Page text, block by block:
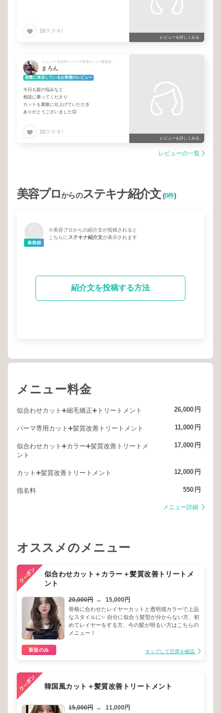
10ステキ!
レビューを詳しくみる
まろん
頻繁に来店しているお客様のレビュー
今日も髪の悩みなど
相談に乗ってくださり
カットも素敵に仕上げていただき
ありがとうございました😊
10ステキ!
レビューを詳しくみる
レビューの一覧
美容プロからのステキナ紹介文(0件)
※美容プロからの紹介文が投稿されると
こちらにステキナ紹介文が表示されます
紹介文を投稿する方法
メニュー料金
似合わせカット➕縮毛矯正➕トリートメント 26,000 円
パーマ専用カット➕髪質改善トリートメント 11,000 円
似合わせカット➕カラー➕髪質改善トリートメ
ント
17,000 円
カット➕髪質改善トリートメント 12,000 円
指名料 550 円
メニュー詳細
オススメのメニュー
似合わせカット＋カラー＋髪質改善トリートメ
ント
20,000円 → 15,000円
骨格に合わせたレイヤーカットと透明感カラーで上品
なスタイルに✨️ 自分に似合う髪型が分からない方、初
めてレイヤーをする方、今の髪が明るい方はこちらの
メニュー！
新規のみ タップして空席を確認
韓国風カット＋髪質改善トリートメント
15,000円 → 11,000円